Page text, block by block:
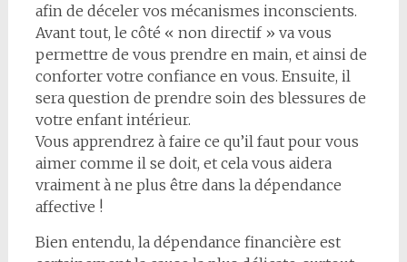
afin de déceler vos mécanismes inconscients.
Avant tout, le côté « non directif » va vous
permettre de vous prendre en main, et ainsi de
conforter votre confiance en vous. Ensuite, il
sera question de prendre soin des blessures de
votre enfant intérieur.
Vous apprendrez à faire ce qu’il faut pour vous
aimer comme il se doit, et cela vous aidera
vraiment à ne plus être dans la dépendance
affective !
Bien entendu, la dépendance financière est